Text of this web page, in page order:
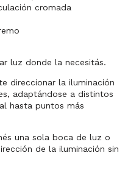
cromada
luz donde la necesitás.
direccionar la iluminación
adaptándose a distintos
hasta puntos más
una sola boca de luz o
de la iluminación sin